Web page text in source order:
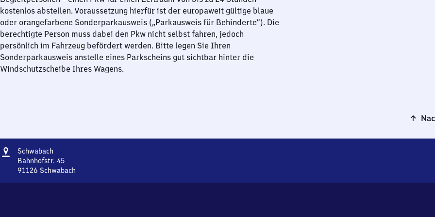
kostenlos abstellen. Voraussetzung hierfür ist der europaweit gültige blaue
oder orangefarbene Sonderparkausweis („Parkausweis für Behinderte“). Die
berechtigte Person muss dabei den Pkw nicht selbst fahren, jedoch
persönlich im Fahrzeug befördert werden. Bitte legen Sie Ihren
Sonderparkausweis anstelle eines Parkscheins gut sichtbar hinter die
Windschutzscheibe Ihres Wagens.
Adresse
Schwabach
Bahnhofstr. 45
91126 Schwabach